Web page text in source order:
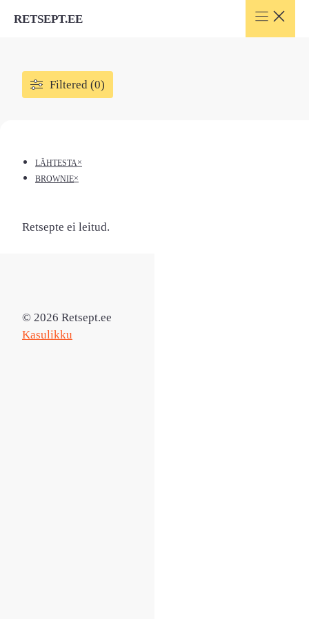
RETSEPT.EE
Filtered (0)
LÄHTESTA×
BROWNIE×
Retsepte ei leitud.
© 2026 Retsept.ee
Kasulikku